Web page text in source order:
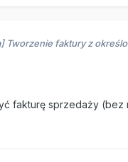
Tworzenie faktury z
fakturę sprzedaży (bez